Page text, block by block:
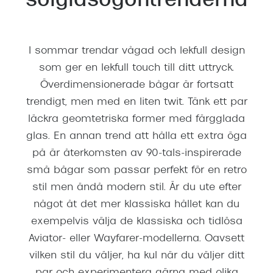
I sommar trendar vågad och lekfull design
som ger en lekfull touch till ditt uttryck.
Överdimensionerade bågar är fortsatt
trendigt, men med en liten twit. Tänk ett par
läckra geomtetriska former med färgglada
glas. En annan trend att hålla ett extra öga
på är återkomsten av 90-tals-inspirerade
små bågar som passar perfekt för en retro
stil men ändå modern stil. Är du ute efter
något åt det mer klassiska hållet kan du
exempelvis välja de klassiska och tidlösa
Aviator- eller Wayfarer-modellerna. Oavsett
vilken stil du väljer, ha kul när du väljer ditt